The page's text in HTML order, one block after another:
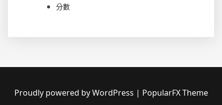
分數
Proudly powered by WordPress | PopularFX Theme